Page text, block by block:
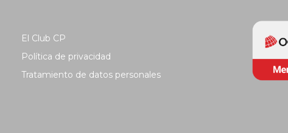
El Club CP
Política de privacidad
Tratamiento de datos personales